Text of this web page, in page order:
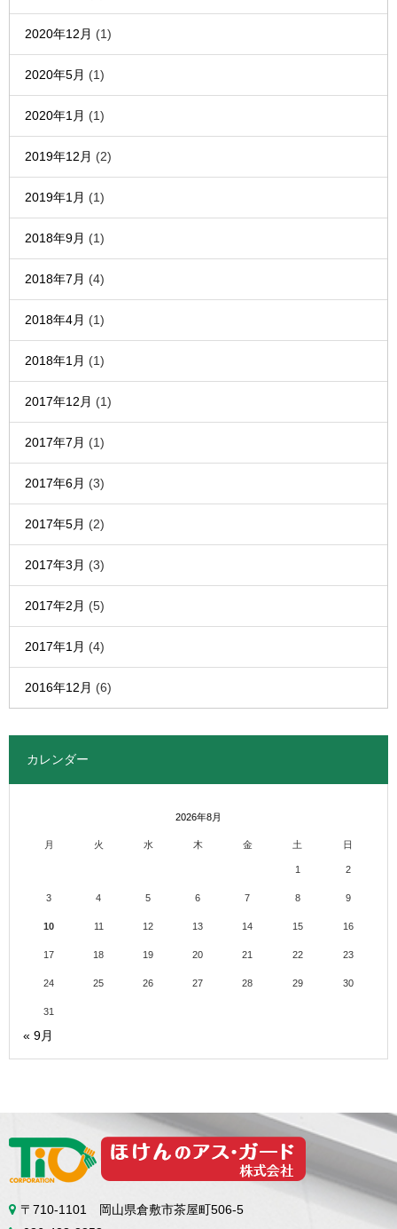
2020年12月 (1)
2020年5月 (1)
2020年1月 (1)
2019年12月 (2)
2019年1月 (1)
2018年9月 (1)
2018年7月 (4)
2018年4月 (1)
2018年1月 (1)
2017年12月 (1)
2017年7月 (1)
2017年6月 (3)
2017年5月 (2)
2017年3月 (3)
2017年2月 (5)
2017年1月 (4)
2016年12月 (6)
カレンダー
2026年8月
月 火 水 木 金 土 日
1 2
3 4 5 6 7 8 9
10 11 12 13 14 15 16
17 18 19 20 21 22 23
24 25 26 27 28 29 30
31
« 9月
〒710-1101 岡山県倉敷市茶屋町506-5